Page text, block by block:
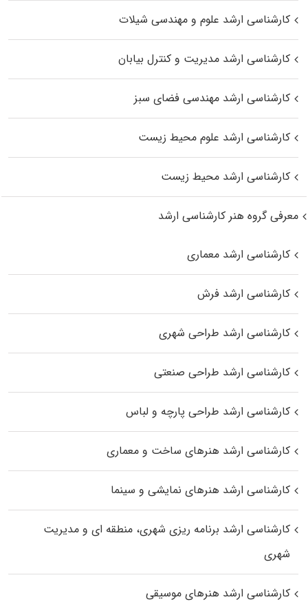
کارشناسی ارشد علوم و مهندسی شیلات
کارشناسی ارشد مدیریت و کنترل بیابان
کارشناسی ارشد مهندسی فضای سبز
کارشناسی ارشد علوم محیط‌ زیست
کارشناسی ارشد محیط زیست
معرفی گروه هنر کارشناسی ارشد
کارشناسی ارشد معماری
کارشناسی ارشد فرش
کارشناسی ارشد طراحی شهری
کارشناسی ارشد طراحی صنعتی
کارشناسی ارشد طراحی پارچه و لباس
کارشناسی ارشد هنرهای ساخت و معماری
کارشناسی ارشد هنرهای نمایشی و سینما
کارشناسی ارشد برنامه ریزی شهری، منطقه‌ ای و مدیریت
شهری
کارشناسی ارشد هنرهای موسیقی